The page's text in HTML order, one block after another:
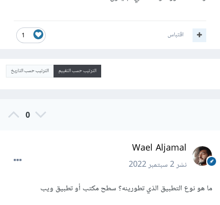
1 اقتباس
الترتيب حسب التقييم الترتيب حسب التاريخ
0
Wael Aljamal
نشر2 سبتمبر 2022
ما هو نوع التطبيق الذي تطورينه؟ سطح مكتب أو تطبيق ويب